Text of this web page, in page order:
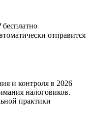
бесплатно
отправится
и контроля в 2026
налоговиков.
практики